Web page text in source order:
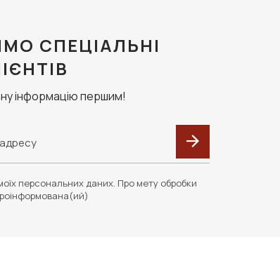
СПЕЦІАЛЬНІ
інформацію першим!
персональних даних. Про мету обробки